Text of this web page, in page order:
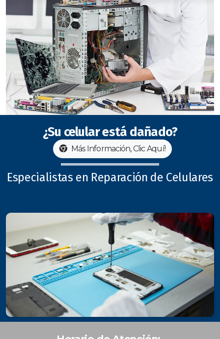
¿Su celular está dañado?
Más Información, Clic Aquí!
Especialistas en Reparación de Celulares